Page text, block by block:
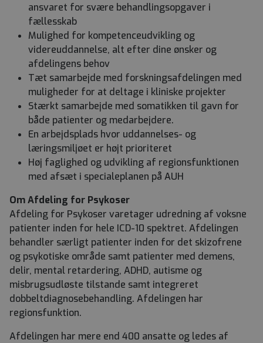
ansvaret for svære behandlingsopgaver i
fællesskab
Mulighed for kompetenceudvikling og
videreuddannelse, alt efter dine ønsker og
afdelingens behov
Tæt samarbejde med forskningsafdelingen med
muligheder for at deltage i kliniske projekter
Stærkt samarbejde med somatikken til gavn for
både patienter og medarbejdere.
En arbejdsplads hvor uddannelses- og
læringsmiljøet er højt prioriteret
Høj faglighed og udvikling af regionsfunktionen
med afsæt i specialeplanen på AUH
Om Afdeling for Psykoser
Afdeling for Psykoser varetager udredning af voksne
patienter inden for hele ICD-10 spektret. Afdelingen
behandler særligt patienter inden for det skizofrene
og psykotiske område samt patienter med demens,
delir, mental retardering, ADHD, autisme og
misbrugsudløste tilstande samt integreret
dobbeltdiagnosebehandling. Afdelingen har
regionsfunktion.
Afdelingen har mere end 400 ansatte og ledes af